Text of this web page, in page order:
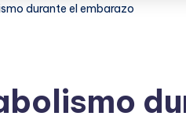
durante el embarazo